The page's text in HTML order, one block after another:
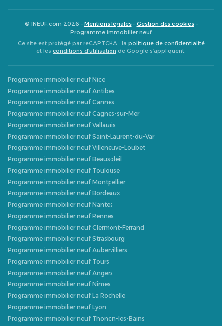
© INEUF.com 2026 –Mentions légales–Gestion des cookies–
Programme immobilier neuf
Ce site est protégé par reCAPTCHA : la politique de confidentialité
et les conditions d’utilisation de Google s’appliquent.
Programme immobilier neuf Nice
Programme immobilier neuf Antibes
Programme immobilier neuf Cannes
Programme immobilier neuf Cagnes-sur-Mer
Programme immobilier neuf Vallauris
Programme immobilier neuf Saint-Laurent-du-Var
Programme immobilier neuf Villeneuve-Loubet
Programme immobilier neuf Beausoleil
Programme immobilier neuf Toulouse
Programme immobilier neuf Montpellier
Programme immobilier neuf Bordeaux
Programme immobilier neuf Nantes
Programme immobilier neuf Rennes
Programme immobilier neuf Clermont-Ferrand
Programme immobilier neuf Strasbourg
Programme immobilier neuf Aubervilliers
Programme immobilier neuf Tours
Programme immobilier neuf Angers
Programme immobilier neuf Nîmes
Programme immobilier neuf La Rochelle
Programme immobilier neuf Lyon
Programme immobilier neuf Thonon-les-Bains